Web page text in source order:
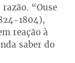
“Ouse
1804),
reação à
saber do